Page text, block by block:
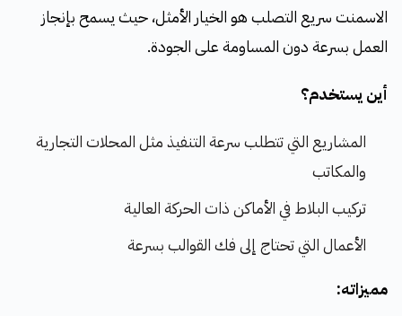
الاسمنت سريع التصلب هو الخيار الأمثل، حيث يسمح بإنجاز
العمل بسرعة دون المساومة على الجودة.
أين يستخدم؟
المشاريع التي تتطلب سرعة التنفيذ مثل المحلات التجارية
والمكاتب
تركيب البلاط في الأماكن ذات الحركة العالية
الأعمال التي تحتاج إلى فك القوالب بسرعة
مميزاته: